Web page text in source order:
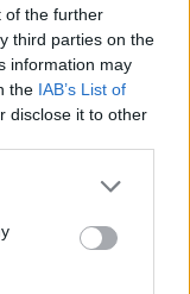
of the further
third parties on the
information may
the IAB’s List of
disclose it to other
or more Google
You may click to
party tags to
in below Google
harminchárom